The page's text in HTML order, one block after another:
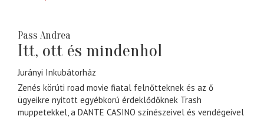
Pass Andrea
Itt, ott és mindenhol
Jurányi Inkubátorház
Zenés körúti road movie fiatal felnőtteknek és az ő
ügyeikre nyitott egyébkorú érdeklődőknek Trash
muppetekkel, a DANTE CASINO színészeivel és vendégeivel